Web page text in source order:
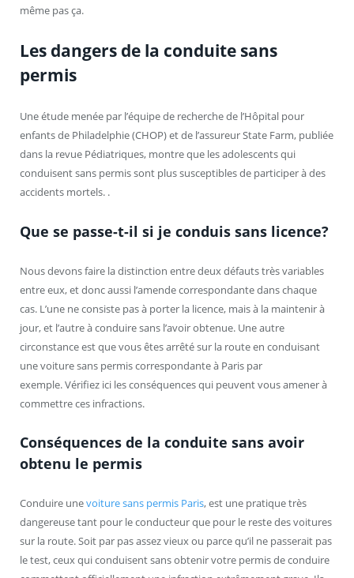
même pas ça.
Les dangers de la conduite sans
permis
Une étude menée par l’équipe de recherche de l’Hôpital pour
enfants de Philadelphie (CHOP) et de l’assureur State Farm, publiée
dans la revue Pédiatriques, montre que les adolescents qui
conduisent sans permis sont plus susceptibles de participer à des
accidents mortels. .
Que se passe-t-il si je conduis sans licence?
Nous devons faire la distinction entre deux défauts très variables
entre eux, et donc aussi l’amende correspondante dans chaque
cas. L’une ne consiste pas à porter la licence, mais à la maintenir à
jour, et l’autre à conduire sans l’avoir obtenue. Une autre
circonstance est que vous êtes arrêté sur la route en conduisant
une voiture sans permis correspondante à Paris par
exemple. Vérifiez ici les conséquences qui peuvent vous amener à
commettre ces infractions.
Conséquences de la conduite sans avoir
obtenu le permis
Conduire unevoiture sans permis Paris, est une pratique très
dangereuse tant pour le conducteur que pour le reste des voitures
sur la route. Soit par pas assez vieux ou parce qu’il ne passerait pas
le test, ceux qui conduisent sans obtenir votre permis de conduire